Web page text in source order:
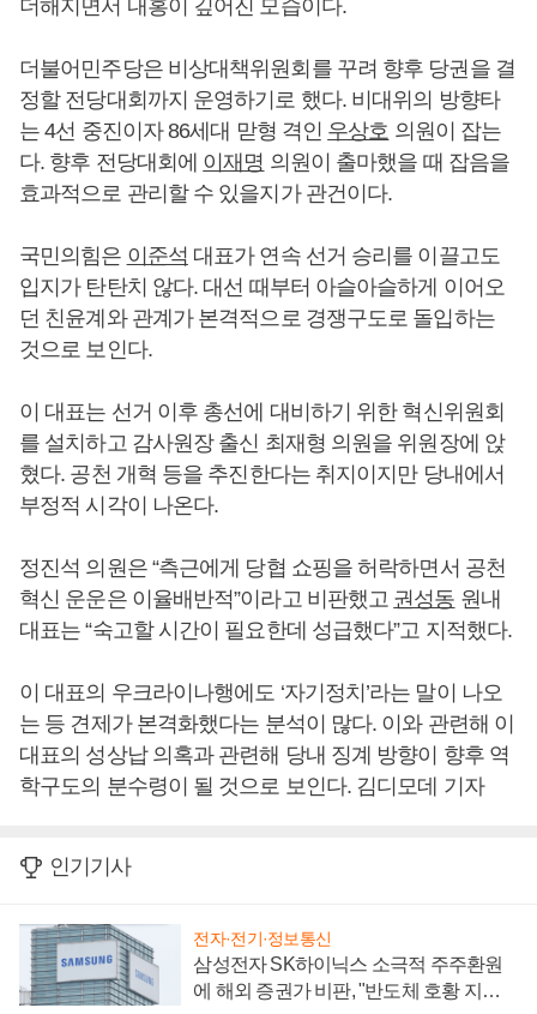
더해지면서 내홍이 깊어진 모습이다.
더불어민주당은 비상대책위원회를 꾸려 향후 당권을 결
정할 전당대회까지 운영하기로 했다. 비대위의 방향타
는 4선 중진이자 86세대 맏형 격인 우상호 의원이 잡는
다. 향후 전당대회에 이재명 의원이 출마했을 때 잡음을
효과적으로 관리할 수 있을지가 관건이다.
국민의힘은 이준석 대표가 연속 선거 승리를 이끌고도
입지가 탄탄치 않다. 대선 때부터 아슬아슬하게 이어오
던 친윤계와 관계가 본격적으로 경쟁구도로 돌입하는
것으로 보인다.
이 대표는 선거 이후 총선에 대비하기 위한 혁신위원회
를 설치하고 감사원장 출신 최재형 의원을 위원장에 앉
혔다. 공천 개혁 등을 추진한다는 취지이지만 당내에서
부정적 시각이 나온다.
정진석 의원은 “측근에게 당협 쇼핑을 허락하면서 공천
혁신 운운은 이율배반적”이라고 비판했고 권성동 원내
대표는 “숙고할 시간이 필요한데 성급했다”고 지적했다.
이 대표의 우크라이나행에도 ‘자기정치’라는 말이 나오
는 등 견제가 본격화했다는 분석이 많다. 이와 관련해 이
대표의 성상납 의혹과 관련해 당내 징계 방향이 향후 역
학구도의 분수령이 될 것으로 보인다. 김디모데 기자
인기기사
전자·전기·정보통신
삼성전자 SK하이닉스 소극적 주주환원
에 해외 증권가 비판, "반도체 호황 지속